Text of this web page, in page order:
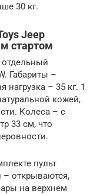
30 кг.
Jeep
стартом
Габариты –
нагрузка – 35 кг. 1
кожей,
Колеса – с
33 см, что
пульт
– открываются,
на верхнем